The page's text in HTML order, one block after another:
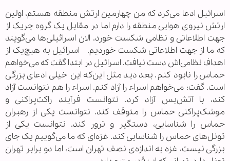
اسرائیل ادعا می‌کرد که من چهارمین ارتش منطقه هستم، اولین
ارتش نیروی هوایی منطقه را دارم اما در مقابل یک گروه چریک از
جهت اطلاعاتی و نظامی شکست خورد. الان اسرائیلی‌ها می‌گویند
که ما از جهت اطلاعاتی شکست خوردیم. اسرائیل به هیچ‌یک از
اهداف نظامی‌اش دست نیافت. اسرائیل در ابتدا گفت که می‌خواهم
حماس را نابود کنم. بعد دید مثل این‌که این خیلی ادعای بزرگی
است. گفت: می‌خواهم اسراء را آزاد کنم. اسراء را هم نتوانست آزاد
کند، با آتش‌بس آزاد کرد. نتوانست فرآیند راکت‌پراکنی و
موشک‌پراکنی حماس را متوقف کند. نتوانست یکی از رهبران
حماس را شناسایی، دستگیر و ترور کند. نتوانست یکی از
تونل‌های حماس را شناسایی کند. غزه‌ای که ما می‌گوییم یک جای
بزرگی نیست، غزه به اندازه‌ی نصف تهران است، اما دو برابر تهران